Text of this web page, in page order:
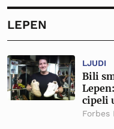
LEPEN
LJUDI
Bili
cipeli
Forbes